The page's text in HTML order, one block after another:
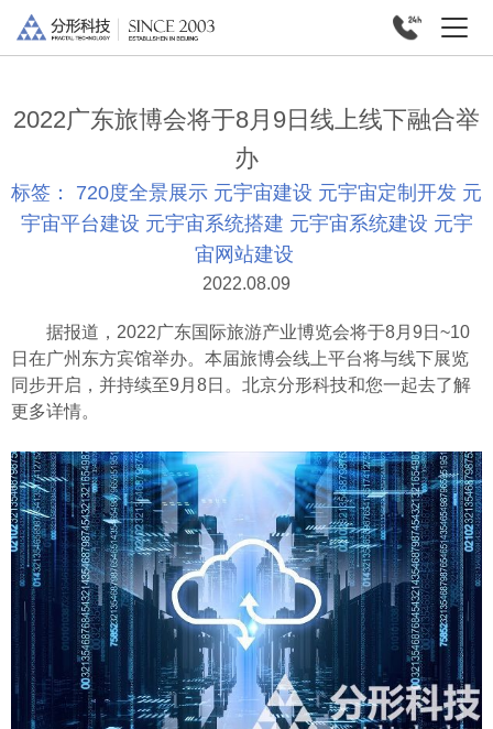
2022广东旅博会将于8月9日线上线下融合举
办
标签： 720度全景展示 元宇宙建设 元宇宙定制开发 元
宇宙平台建设 元宇宙系统搭建 元宇宙系统建设 元宇
宙网站建设
2022.08.09
据报道，2022广东国际旅游产业博览会将于8月9日~10
日在广州东方宾馆举办。本届旅博会线上平台将与线下展览
同步开启，并持续至9月8日。北京分形科技和您一起去了解
更多详情。